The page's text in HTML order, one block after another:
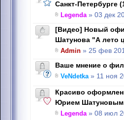
Санкт-Петербурге
Legenda» 03 дек
[Видео] Новый
Шатунова "А лето
Admin » 25 фев
Ваше мнение о
VeNdetka» 11 ноя
Красиво
Юрием Шатуновым
Legenda» 08 июл